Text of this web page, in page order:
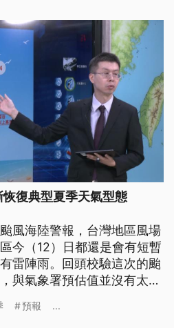
復典型夏季天氣型態
風海陸警報，台灣地區風場
今（12）日都還是會有短暫
雷陣雨。回頭校驗這次的颱
與氣象署預估值並沒有太大
預報 ...